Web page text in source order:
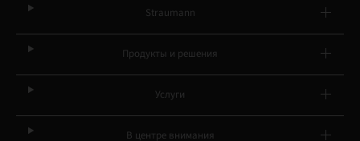
Straumann
Продукты и решения
Услуги
В центре внимания